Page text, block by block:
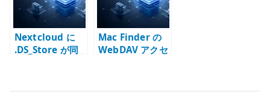
Nextcloud に
.DS_Store が同
レージのメタデ
Mac Finder の
WebDAV アクセ
期と WebDAV を